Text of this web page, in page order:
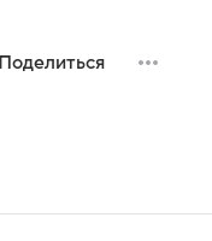
Поделиться